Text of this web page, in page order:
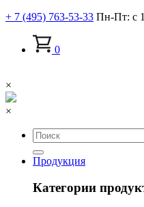
+ 7 (495) 763-53-33 Пн-Пт: с
0
×
×
Продукция
Категории